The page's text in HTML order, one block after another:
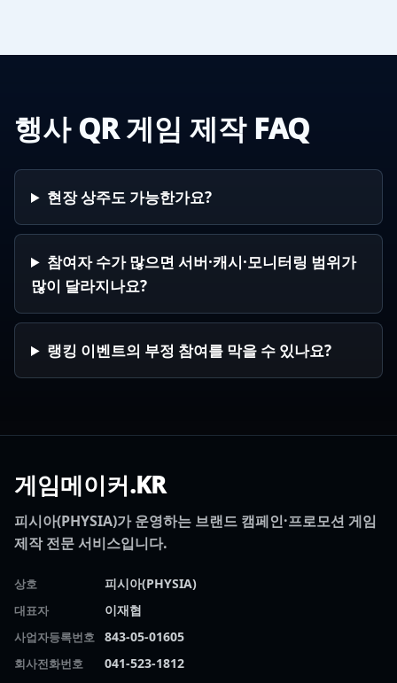
행사 QR 게임 제작 FAQ
현장 상주도 가능한가요?
참여자 수가 많으면 서버·캐시·모니터링 범위가
많이 달라지나요?
랭킹 이벤트의 부정 참여를 막을 수 있나요?
게임메이커.KR
피시아(PHYSIA)가 운영하는 브랜드 캠페인·프로모션 게임
제작 전문 서비스입니다.
상호 피시아(PHYSIA)
대표자 이재협
사업자등록번호 843-05-01605
회사전화번호 041-523-1812